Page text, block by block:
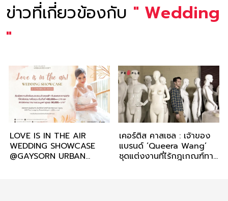
ข่าวที่เกี่ยวข้องกับ " Wedding
"
LOVE IS IN THE AIR
WEDDING SHOWCASE
@GAYSORN URBAN
เคอร์ติส คาสเซล : เจ้าของ
แบรนด์ ‘Queera Wang’
ชุดแต่งงานที่ไร้กฎเกณฑ์ทาง